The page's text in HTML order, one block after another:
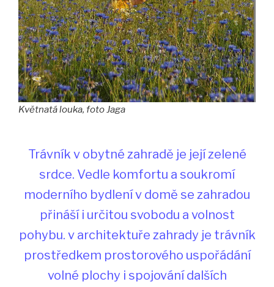
Květnatá louka, foto Jaga
Trávník v obytné zahradě je její zelené
srdce. Vedle komfortu a soukromí
moderního bydlení v domě se zahradou
přináší i určitou svobodu a volnost
pohybu. v architektuře zahrady je trávník
prostředkem prostorového uspořádání
volné plochy i spojování dalších